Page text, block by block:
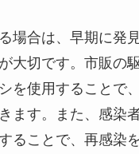
場合は、早期に発
大切です。​市販の
を使用することで
ます。​また、感染
ることで、再感染